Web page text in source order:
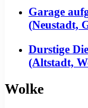
Garage
(Neustadt,
Durstige
(Altstadt,
Wolke